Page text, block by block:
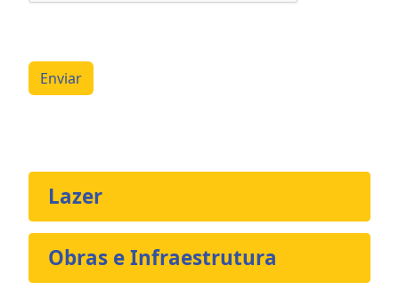
Enviar
Lazer
Obras e Infraestrutura